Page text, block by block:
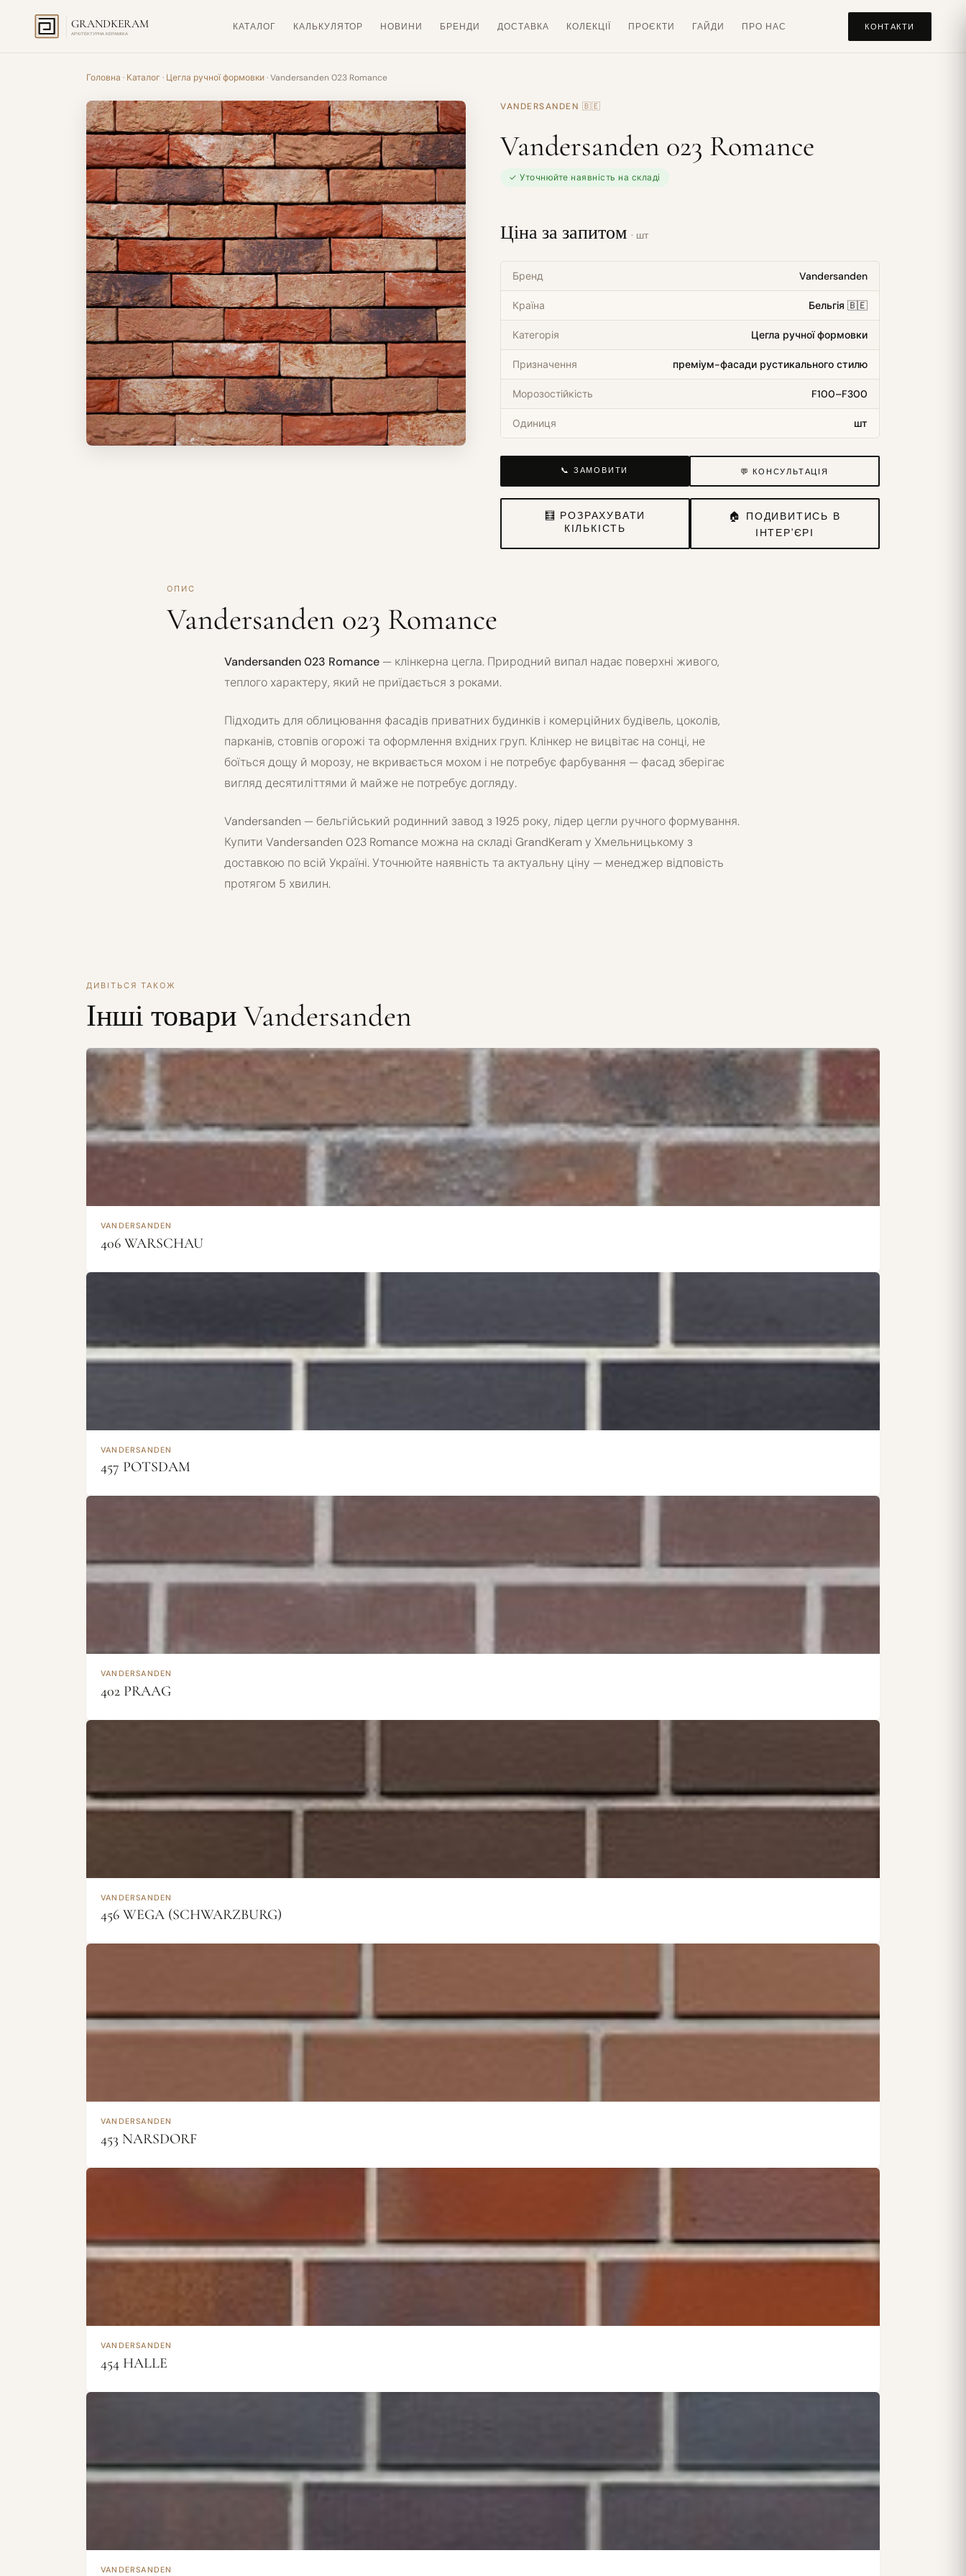
GRANDKERAM
АРХІТЕКТУРНА КЕРАМІКА
КАТАЛОГ КАЛЬКУЛЯТОР НОВИНИ БРЕНДИ ДОСТАВКА КОЛЕКЦІЇ ПРОЄКТИ ГАЙДИ ПРО НАС КОНТАКТИ
Головна · Каталог · Цегла ручної формовки· Vandersanden 023 Romance
VANDERSANDEN 🇧🇪
Vandersanden 023 Romance
✓ Уточнюйте наявність на складі
Ціна за запитом · шт
Бренд Vandersanden
Країна Бельгія 🇧🇪
Категорія Цегла ручної формовки
Призначення преміум-фасади рустикального стилю
Морозостійкість F100–F300
Одиниця шт
📞 ЗАМОВИТИ 💬 КОНСУЛЬТАЦІЯ
🧮 РОЗРАХУВАТИ
КІЛЬКІСТЬ
🏠 ПОДИВИТИСЬ В
ІНТЕР'ЄРІ
ОПИС
Vandersanden 023 Romance
Vandersanden 023 Romance— клінкерна цегла. Природний випал надає поверхні живого,
теплого характеру, який не приїдається з роками.
Підходить для облицювання фасадів приватних будинків і комерційних будівель, цоколів,
парканів, стовпів огорожі та оформлення вхідних груп. Клінкер не вицвітає на сонці, не
боїться дощу й морозу, не вкривається мохом і не потребує фарбування — фасад зберігає
вигляд десятиліттями й майже не потребує догляду.
Vandersanden — бельгійський родинний завод з 1925 року, лідер цегли ручного формування.
Купити Vandersanden 023 Romance можна на складі GrandKeram у Хмельницькому з
доставкою по всій Україні. Уточнюйте наявність та актуальну ціну — менеджер відповість
протягом 5 хвилин.
ДИВІТЬСЯ ТАКОЖ
Інші товари Vandersanden
VANDERSANDEN
406 WARSCHAU
VANDERSANDEN
457 POTSDAM
VANDERSANDEN
402 PRAAG
VANDERSANDEN
456 WEGA (SCHWARZBURG)
VANDERSANDEN
453 NARSDORF
VANDERSANDEN
454 HALLE
VANDERSANDEN